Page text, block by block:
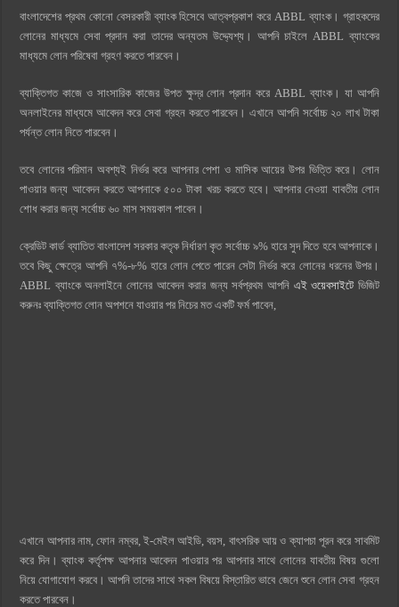
বাংলাদেশের প্রথম কোনো বেসরকারী ব্যাংক হিসেবে আত্বপ্রকাশ করে ABBL ব্যাংক। গ্রাহকদের
লোনের মাধ্যমে সেবা প্রদান করা তাদের অন্যতম উদ্দ্যেশ্য। আপনি চাইলে ABBL ব্যাংকের
মাধ্যমে লোন পরিষেবা গ্রহণ করতে পারবেন।
ব্যাক্তিগত কাজে ও সাংসারিক কাজের উপত ক্ষুদ্র লোন প্রদান করে ABBL ব্যাংক। যা আপনি
অনলাইনের মাধ্যমে আবেদন করে সেবা গ্রহন করতে পারবেন। এখানে আপনি সর্বোচ্চ ২০ লাখ টাকা
পর্যন্ত লোন নিতে পারবেন।
তবে লোনের পরিমান অবশ্যই নির্ভর করে আপনার পেশা ও মাসিক আয়ের উপর ভিত্তি করে। লোন
পাওয়ার জন্য আবেদন করতে আপনাকে ৫০০ টাকা খরচ করতে হবে। আপনার নেওয়া যাবতীয় লোন
শোধ করার জন্য সর্বোচ্চ ৬০ মাস সময়কাল পাবেন।
ক্রেডিট কার্ড ব্যাতিত বাংলাদেশ সরকার কতৃক নির্ধারণ কৃত সর্বোচ্চ ৯% হারে সুদ দিতে হবে আপনাকে।
তবে কিছু ক্ষেত্রে আপনি ৭%-৮% হারে লোন পেতে পারেন সেটা নির্ভর করে লোনের ধরনের উপর।
ABBL ব্যাংকে অনলাইনে লোনের আবেদন করার জন্য সর্বপ্রথম আপনি এই ওয়েবসাইটে ভিজিট
করুনঃ ব্যাক্তিগত লোন অপশনে যাওয়ার পর নিচের মত একটি ফর্ম পাবেন,
এখানে আপনার নাম, ফোন নম্বর, ই-মেইল আইডি, বয়স, বাৎসরিক আয় ও ক্যাপচা পূরন করে সাবমিট
করে দিন। ব্যাংক কর্তৃপক্ষ আপনার আবেদন পাওয়ার পর আপনার সাথে লোনের যাবতীয় বিষয় গুলো
নিয়ে যোগাযোগ করবে। আপনি তাদের সাথে সকল বিষয়ে বিস্তারিত ভাবে জেনে শুনে লোন সেবা গ্রহন
করতে পারবেন।